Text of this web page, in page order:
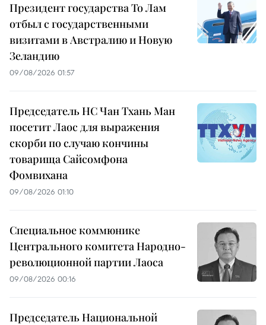
Президент государства То Лам
отбыл с государственными
визитами в Австралию и Новую
Зеландию
09/08/2026 01:57
Председатель НС Чан Тхань Ман
посетит Лаос для выражения
скорби по случаю кончины
товарища Сайсомфона
Фомвихана
09/08/2026 01:10
Специальное коммюнике
Центрального комитета Народно-
революционной партии Лаоса
09/08/2026 00:16
Председатель Национальной